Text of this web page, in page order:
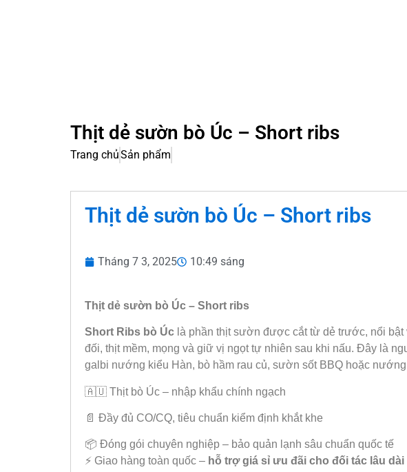
Thịt dẻ sườn bò Úc – Short ribs
Trang chủSản phẩm
Thịt dẻ sườn bò Úc – Short ribs
Tháng 7 3, 2025 10:49 sáng
Thịt dẻ sườn bò Úc – Short ribs
Short Ribs bò Úc là phần thịt sườn được cắt từ dẻ trước, nổi
đối, thịt mềm, mọng và giữ vị ngọt tự nhiên sau khi nấu. Đây là
galbi nướng kiểu Hàn, bò hầm rau củ, sườn sốt BBQ hoặc
🇦🇺 Thịt bò Úc – nhập khẩu chính ngạch
📄 Đầy đủ CO/CQ, tiêu chuẩn kiểm định khắt khe
📦 Đóng gói chuyên nghiệp – bảo quản lạnh sâu chuẩn quốc tế
⚡ Giao hàng toàn quốc – hỗ trợ giá sỉ ưu đãi cho đối tác lâu dài